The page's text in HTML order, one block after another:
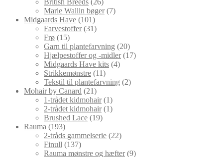
varer
Marie Wallin bøger 77
Midgaards Have 101101
varer
Farvestoffer 3131
Frø 1515
varer
Garn til plantefarvning 2020
varer
Hjælpestoffer og -midler 1717
Midgaards Have kits 44
Strikkemønstre 1111
varer
Tekstil til plantefarvning 22
Mohair by Canard 2121
varer
1-trådet kidmohair 11
vare
2-trådet kidmohair 11
Brushed Lace 1919
Rauma 193193
varer
2-tråds gammelserie 2222
Finull 137137
varer
Rauma mønstre og hæfter 99